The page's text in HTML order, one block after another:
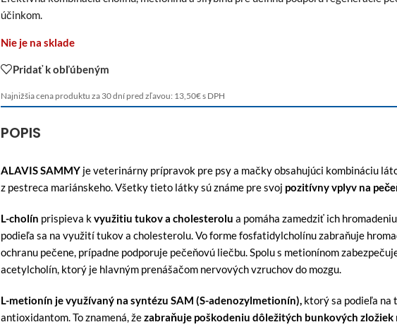
účinkom.
Nie je na sklade
Pridať k obľúbeným
Najnižšia cena produktu za 30 dní pred zľavou: 13,50€s DPH
POPIS
ALAVIS SAMMY je veterinárny prípravok pre psy a mačky obsahujúci kombináciu
z pestreca mariánskeho. Všetky tieto látky sú známe pre svoj pozitívny vplyv na
L-cholín prispieva kvyužitiu tukov a cholesterolu a pomáha zamedziť ich
podieľa sa na využití tukov a cholesterolu. Vo forme fosfatidylcholínu zabraňuje
ochranu pečene, prípadne podporuje pečeňovú liečbu. Spolu s metionínom
acetylcholín, ktorý je hlavným prenášačom nervových vzruchov do mozgu.
L-metionín je využívaný na syntézu SAM (S-adenozylmetionín), ktorý sa podieľa na
antioxidantom. To znamená, žezabraňuje poškodeniu dôležitých bunkových zložiek